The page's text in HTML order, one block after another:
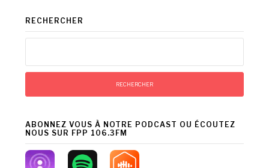
RECHERCHER
ABONNEZ VOUS À NOTRE PODCAST OU ÉCOUTEZ
NOUS SUR FPP 106.3FM